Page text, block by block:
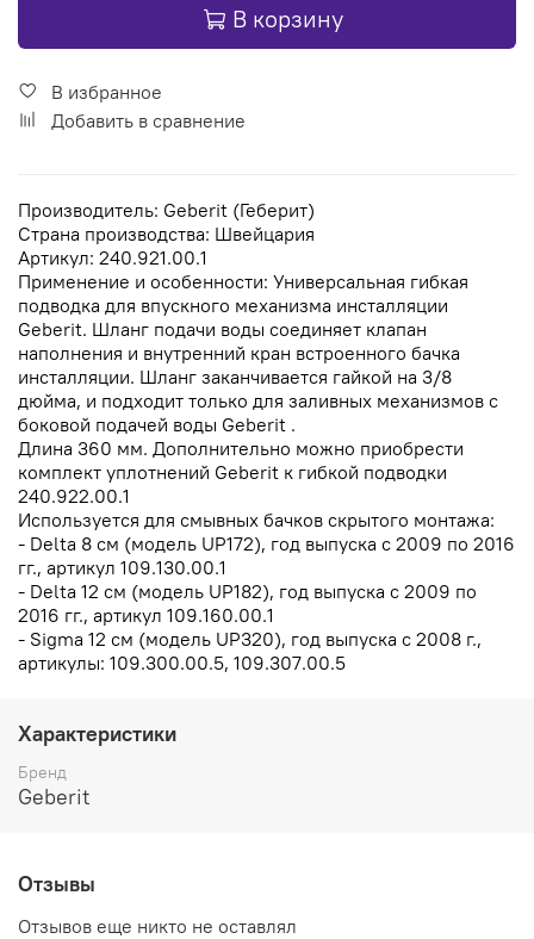
В корзину
В избранное
Добавить в сравнение
Производитель: Geberit (Геберит)
Страна производства: Швейцария
Артикул: 240.921.00.1
Применение и особенности: Универсальная гибкая
подводка для впускного механизма инсталляции
Geberit. Шланг подачи воды соединяет клапан
наполнения и внутренний кран встроенного бачка
инсталляции. Шланг заканчивается гайкой на 3/8
дюйма, и подходит только для заливных механизмов с
боковой подачей воды Geberit .
Длина 360 мм. Дополнительно можно приобрести
комплект уплотнений Geberit к гибкой подводки
240.922.00.1
Используется для смывных бачков скрытого монтажа:
- Delta 8 см (модель UP172), год выпуска с 2009 по 2016
гг., артикул 109.130.00.1
- Delta 12 см (модель UP182), год выпуска с 2009 по
2016 гг., артикул 109.160.00.1
- Sigma 12 см (модель UP320), год выпуска с 2008 г.,
артикулы: 109.300.00.5, 109.307.00.5
Характеристики
Бренд
Geberit
Отзывы
Отзывов еще никто не оставлял